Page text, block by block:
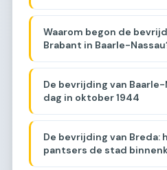
Waarom begon de
Brabant in Baarle-
De bevrijding van
dag in oktober 1944
De bevrijding van Breda:
pantsers de stad